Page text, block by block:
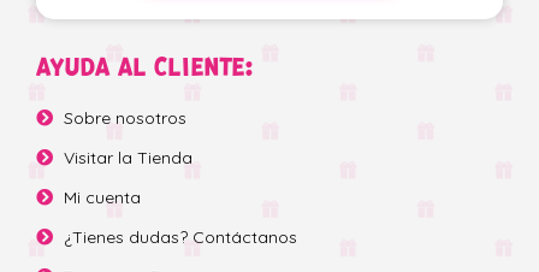
AYUDA AL CLIENTE:
Sobre nosotros
Visitar la Tienda
Mi cuenta
¿Tienes dudas? Contáctanos